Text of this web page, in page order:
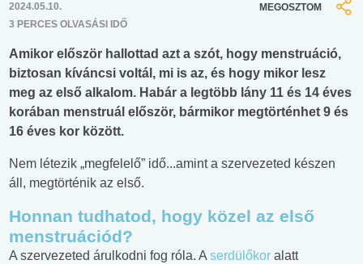
2024.05.10.
3 PERCES OLVASÁSI IDŐ
MEGOSZTOM
Amikor először hallottad azt a szót, hogy menstruáció,
biztosan kíváncsi voltál, mi is az, és hogy mikor lesz
meg az első alkalom. Habár a legtöbb lány 11 és 14 éves
korában menstruál először, bármikor megtörténhet 9 és
16 éves kor között.
Nem létezik „megfelelő” idő...amint a szervezeted készen
áll, megtörténik az első.
Honnan tudhatod, hogy közel az első
menstruációd?
A szervezeted árulkodni fog róla. A serdülőkor alatt